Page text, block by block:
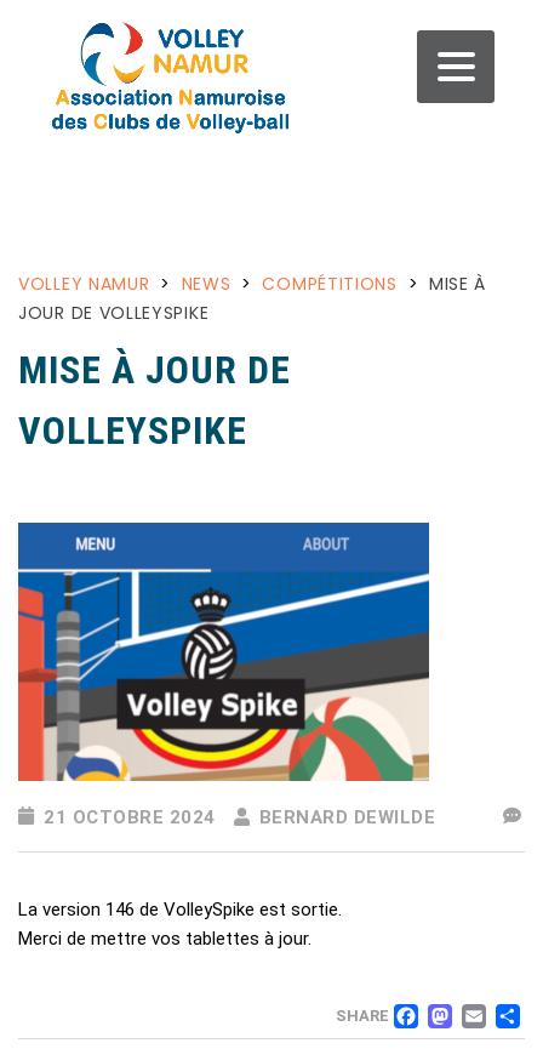
VOLLEY NAMUR > NEWS > COMPÉTITIONS > MISE À
JOUR DE VOLLEYSPIKE
MISE À JOUR DE
VOLLEYSPIKE
21 OCTOBRE 2024 BERNARD DEWILDE
La version 146 de VolleySpike est sortie.
Merci de mettre vos tablettes à jour.
SHARE